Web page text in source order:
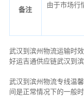
备注
由于市场行
武汉到滨州物流运输时效
好运吉通供应链武汉到
武汉到滨州物流专线温
间是正常情况下的一般